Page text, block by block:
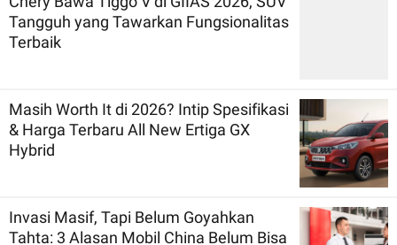
Tangguh yang Tawarkan Fungsionalitas
Terbaik
Masih Worth It di 2026? Intip Spesifikasi
& Harga Terbaru All New Ertiga GX
Hybrid
Invasi Masif, Tapi Belum Goyahkan
Tahta: 3 Alasan Mobil China Belum Bisa